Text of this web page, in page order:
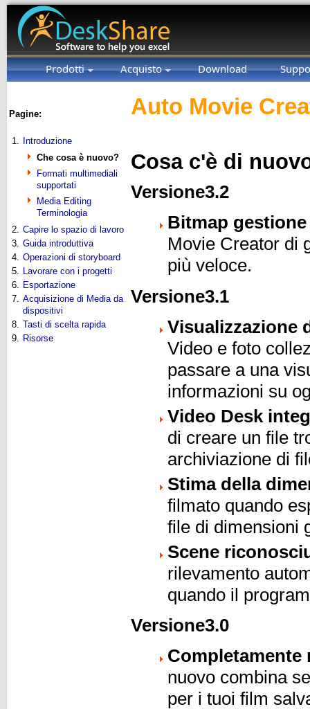
Prodotti Acquisto Download
Pagine:
1.
Introduzione
Che cosa è nuovo?
Formati multimediali
supportati
Media Editing
Terminologia
2. Capire lo spazio di lavoro
3. Guida introduttiva
4. Operazioni di storyboard
5. Lavorare con i progetti
6. Esportazione
7. Acquisizione di Media da
dispositivi
8. Tasti di scelta rapida
9. Risorse
Auto Movie
Cosa c'è di
Versione3.2
Bitmap
Movie Creator di
più veloce.
Versione3.1
Visualizzazione
Video e foto
passare a una
informazioni su
Video Desk
di creare un file
archiviazione di
Stima della
filmato quando
file di dimensioni
Scene
rilevamento
quando il
Versione3.0
nuovo combina
per i tuoi film